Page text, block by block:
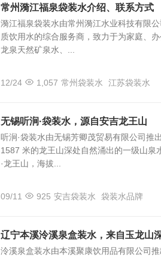
常州漪江福泉袋装水介绍、联系方式
漪江福泉袋装水由常州漪江水业科技有限
质饮用水的综合服务商，致力于为家庭、
龙泉天然矿泉水、...
12/24 1,057 常州袋装水 江苏袋装水
无锡听涧·袋装水，源自安吉龙王山
听涧·袋装水由无锡芳卿茂贸易有限公司推
1587 米的龙王山深处自然涌出的一级山
·龙王山，海拔...
09/11 925 安吉袋装水 袋装水品牌
辽宁本溪泠溪泉盒装水，来自玉龙山
泠溪泉盒装水由本溪聚康饮用品有限公司